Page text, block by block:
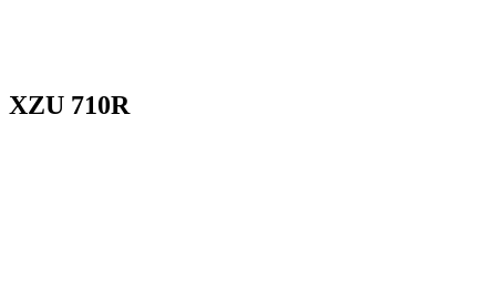
XZU 710R